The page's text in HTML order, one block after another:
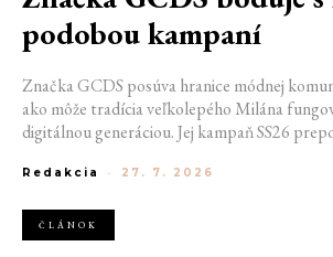
podobou kampaní
Značka GCDS posúva hranice módnej
ako môže tradícia veľkolepého Milána
digitálnou generáciou. Jej kampaň SS26
spôsob, akým dnes módu vnímame a
trendy a vytvárať autentické spojenie medzi
prostredím a každodenným životom mladej
Redakcia - 27. 7. 2026
ČLÁNOK